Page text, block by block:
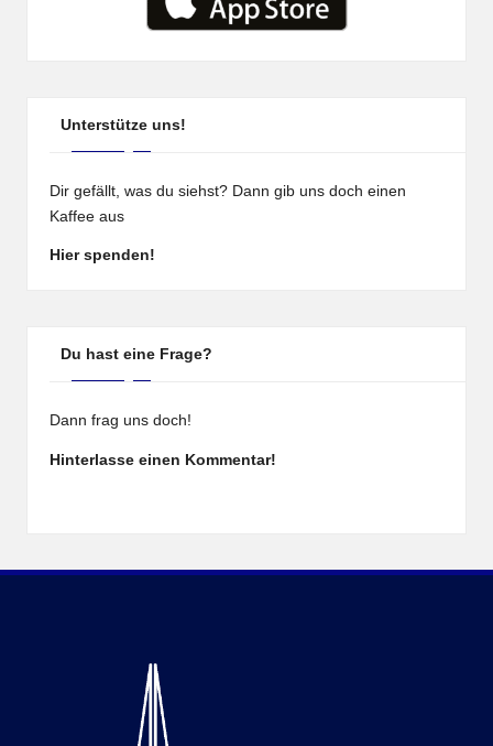
Unterstütze uns!
Dir gefällt, was du siehst? Dann gib uns doch einen
Kaffee aus
Hier spenden!
Du hast eine Frage?
Dann frag uns doch!
Hinterlasse einen Kommentar!